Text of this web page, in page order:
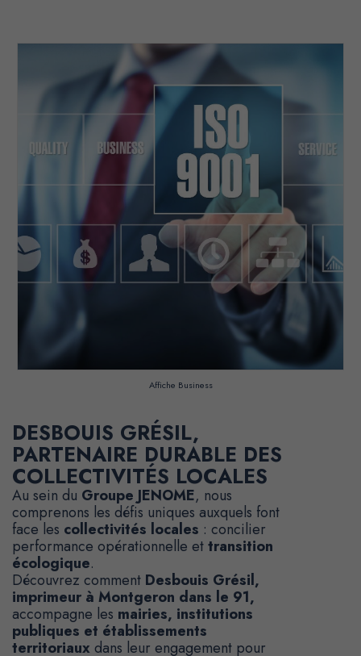
Affiche Business
DESBOUIS GRÉSIL,
PARTENAIRE DURABLE DES
COLLECTIVITÉS LOCALES
Au sein du Groupe JENOME, nous
comprenons les défis uniques auxquels font
face les collectivités locales : concilier
performance opérationnelle ettransition
écologique.
Découvrez comment Desbouis Grésil,
imprimeur à Montgeron dans le 91,
accompagne les mairies, institutions
publiques et établissements
territoriaux dans leur engagement pour